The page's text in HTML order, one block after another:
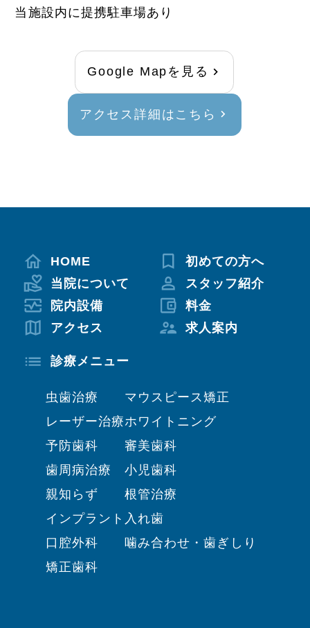
当施設内に提携駐車場あり
Google Mapを見る
アクセス詳細はこちら
HOME
初めての方へ
当院について
スタッフ紹介
院内設備
料金
アクセス
求人案内
診療メニュー
虫歯治療
レーザー治療
予防歯科
歯周病治療
親知らず
インプラント
口腔外科
矯正歯科
マウスピース矯正
ホワイトニング
審美歯科
小児歯科
根管治療
入れ歯
噛み合わせ・歯ぎしり